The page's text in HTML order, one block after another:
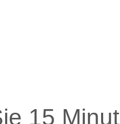
15